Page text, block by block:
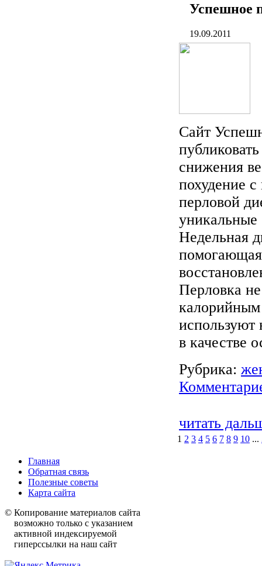
Успешное
19.09.2011
Сайт
снижения
похудение
перловой
уникальные
Недельная
Перловка
калорийным
используют
в качестве
Рубрика:
читать
1 2 3 4 5 6 7 8 9 10 ...
Главная
Обратная связь
Полезные советы
Карта сайта
© Копирование материалов сайта
возможно только с указанием
активной индексируемой
гиперссылки на наш сайт